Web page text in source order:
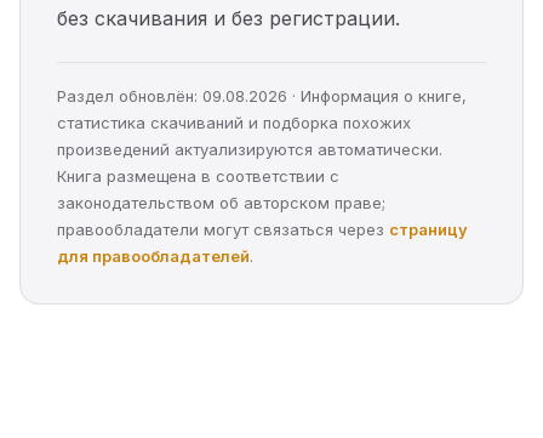
без скачивания и без регистрации.
Раздел обновлён: 09.08.2026 · Информация о книге,
статистика скачиваний и подборка похожих
произведений актуализируются автоматически.
Книга размещена в соответствии с
законодательством об авторском праве;
правообладатели могут связаться через страницу
для правообладателей.